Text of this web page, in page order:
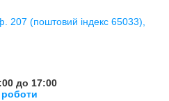
207 (поштовий індекс 65033),
до 17:00
роботи